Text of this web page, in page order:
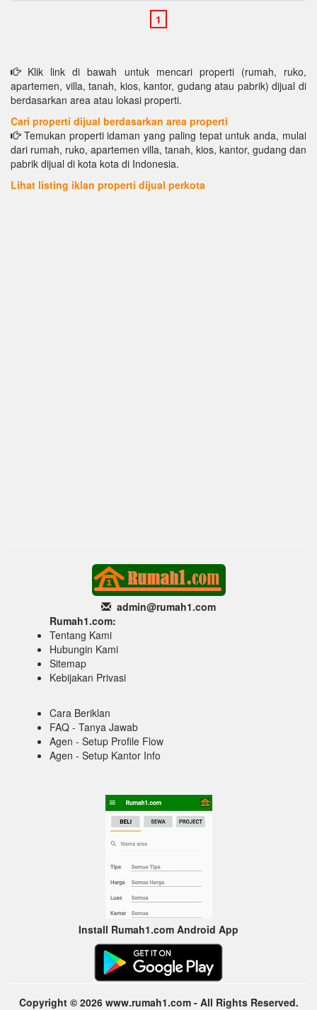
Klik link di bawah untuk mencari properti (rumah, ruko,
apartemen, villa, tanah, kios, kantor, gudang atau pabrik) dijual di
berdasarkan area atau lokasi properti.
Cari properti dijual berdasarkan area properti
Temukan properti idaman yang paling tepat untuk anda, mulai
dari rumah, ruko, apartemen villa, tanah, kios, kantor, gudang dan
pabrik dijual di kota kota di Indonesia.
Lihat listing iklan properti dijual perkota
admin@rumah1.com
Rumah1.com:
Tentang Kami
Hubungin Kami
Sitemap
Kebijakan Privasi
Cara Beriklan
FAQ - Tanya Jawab
Agen - Setup Profile Flow
Agen - Setup Kantor Info
Install Rumah1.com Android App
Copyright © 2026 www.rumah1.com - All Rights Reserved.